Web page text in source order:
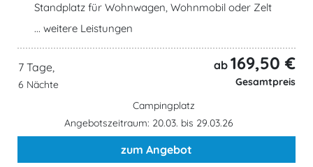
Standplatz für Wohnwagen, Wohnmobil oder Zelt
... weitere Leistungen
7 Tage,
6 Nächte
ab 169,50 €
Gesamtpreis
Campingplatz
Angebotszeitraum: 20.03. bis 29.03.26
zum Angebot